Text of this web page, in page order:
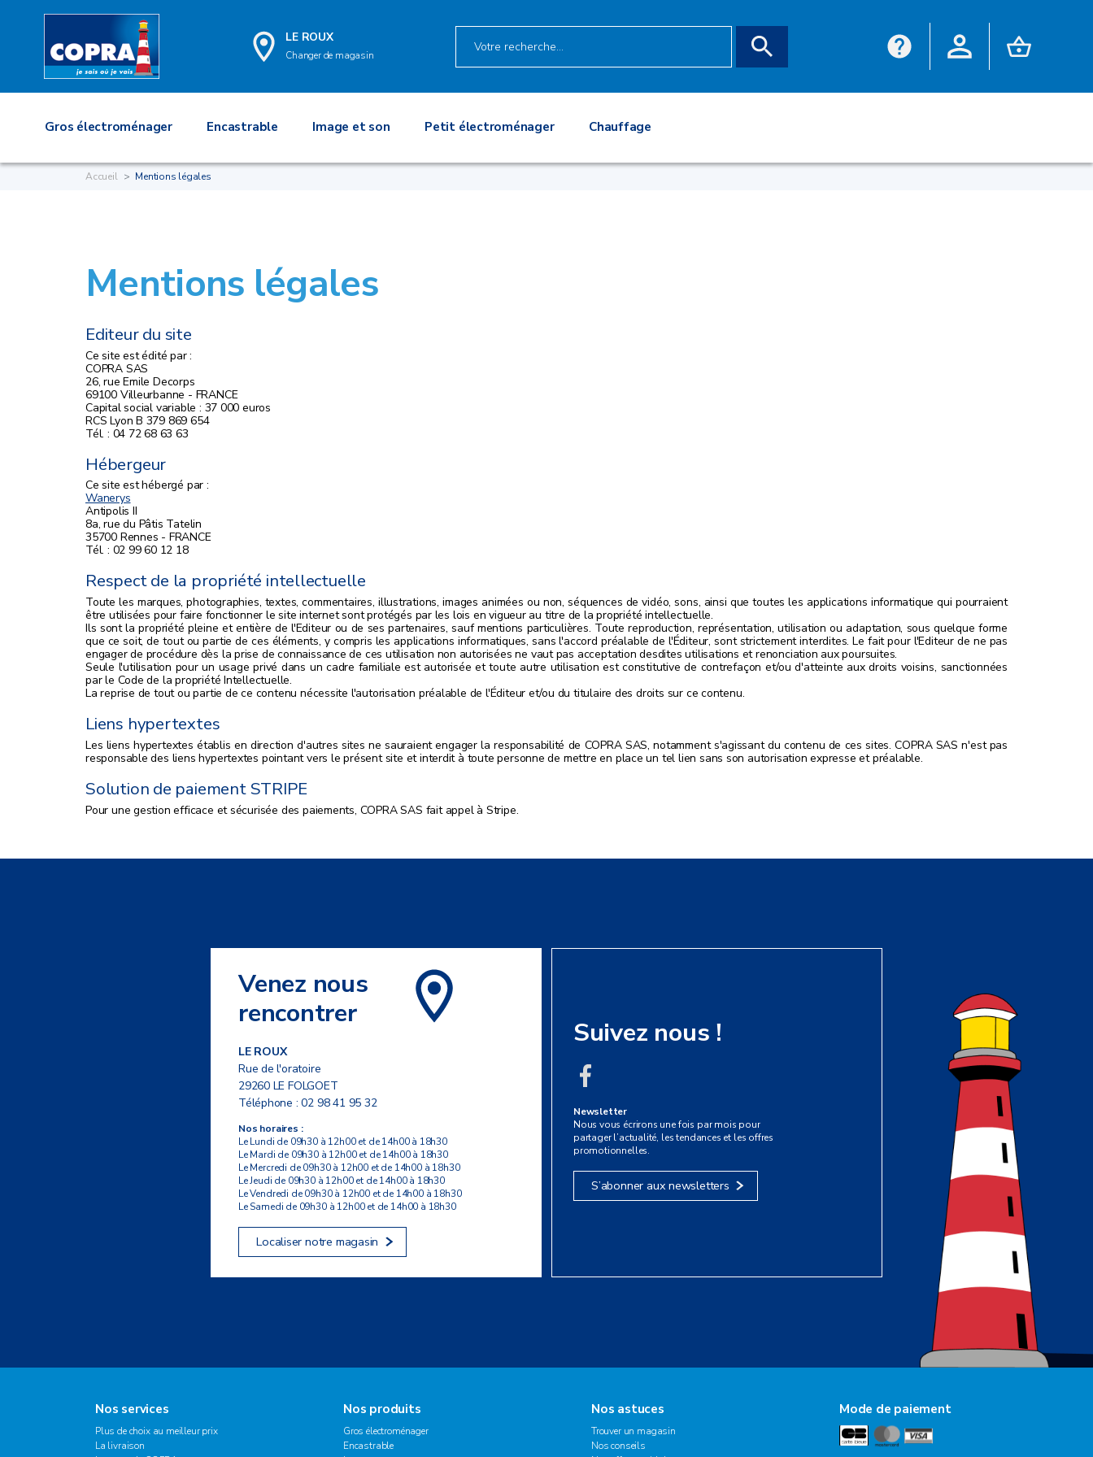
LE ROUX
Changer de magasin
Gros électroménager Encastrable Image et son Petit électroménager Chauffage
Accueil Mentions légales
Mentions légales
Editeur du site
Ce site est édité par :
COPRA SAS
26, rue Emile Decorps
69100 Villeurbanne - FRANCE
Capital social variable : 37 000 euros
RCS Lyon B 379 869 654
Tél. : 04 72 68 63 63
Hébergeur
Ce site est hébergé par :
Wanerys
Antipolis II
8a, rue du Pâtis Tatelin
35700 Rennes - FRANCE
Tél. : 02 99 60 12 18
Respect de la propriété intellectuelle
Toute les marques, photographies, textes, commentaires, illustrations, images animées ou non, séquences de vidéo, sons, ainsi que toutes les applications informatique qui pourraient
être utilisées pour faire fonctionner le site internet sont protégés par les lois en vigueur au titre de la propriété intellectuelle.
Ils sont la propriété pleine et entière de l'Editeur ou de ses partenaires, sauf mentions particulières. Toute reproduction, représentation, utilisation ou adaptation, sous quelque forme
que ce soit, de tout ou partie de ces éléments, y compris les applications informatiques, sans l'accord préalable de l'Éditeur, sont strictement interdites. Le fait pour l'Editeur de ne pas
engager de procédure dès la prise de connaissance de ces utilisation non autorisées ne vaut pas acceptation desdites utilisations et renonciation aux poursuites.
Seule l'utilisation pour un usage privé dans un cadre familiale est autorisée et toute autre utilisation est constitutive de contrefaçon et/ou d'atteinte aux droits voisins, sanctionnées
par le Code de la propriété Intellectuelle.
La reprise de tout ou partie de ce contenu nécessite l'autorisation préalable de l'Éditeur et/ou du titulaire des droits sur ce contenu.
Liens hypertextes
Les liens hypertextes établis en direction d'autres sites ne sauraient engager la responsabilité de COPRA SAS, notamment s'agissant du contenu de ces sites. COPRA SAS n'est pas
responsable des liens hypertextes pointant vers le présent site et interdit à toute personne de mettre en place un tel lien sans son autorisation expresse et préalable.
Solution de paiement STRIPE
Pour une gestion efficace et sécurisée des paiements, COPRA SAS fait appel à Stripe.
Venez nous
rencontrer
LE ROUX
Rue de l'oratoire
29260 LE FOLGOET
Téléphone :02 98 41 95 32
Nos horaires :
Le Lundi de 09h30 à 12h00 et de 14h00 à 18h30
Le Mardi de 09h30 à 12h00 et de 14h00 à 18h30
Le Mercredi de 09h30 à 12h00 et de 14h00 à 18h30
Le Jeudi de 09h30 à 12h00 et de 14h00 à 18h30
Le Vendredi de 09h30 à 12h00 et de 14h00 à 18h30
Le Samedi de 09h30 à 12h00 et de 14h00 à 18h30
Localiser notre magasin
Suivez nous !
Newsletter
Nous vous écrirons une fois par mois pour
partager l’actualité, les tendances et les offres
promotionnelles.
S’abonner aux newsletters
Nos services
Plus de choix au meilleur prix
La livraison
Nos produits
Gros électroménager
Encastrable
Nos astuces
Trouver un magasin
Nos conseils
Mode de paiement